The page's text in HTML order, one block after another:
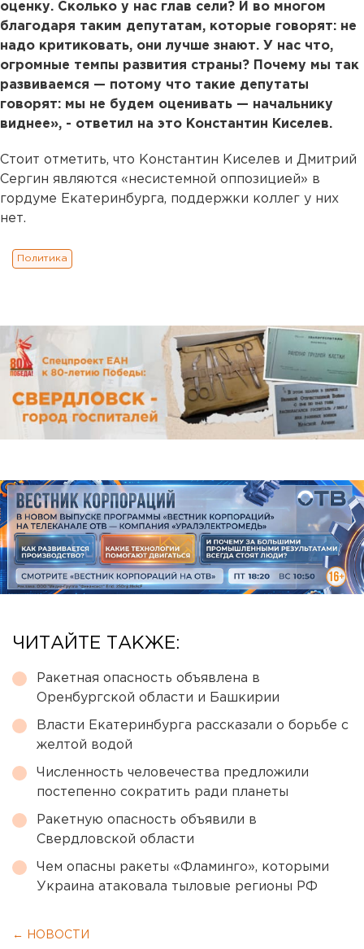
оценку. Сколько у нас глав сели? И во многом
благодаря таким депутатам, которые говорят: не
надо критиковать, они лучше знают. У нас что,
огромные темпы развития страны? Почему мы так
развиваемся — потому что такие депутаты
говорят: мы не будем оценивать — начальнику
виднее», - ответил на это Константин Киселев.
Стоит отметить, что Константин Киселев и Дмитрий
Сергин являются «несистемной оппозицией» в
гордуме Екатеринбурга, поддержки коллег у них
нет.
Политика
ЧИТАЙТЕ ТАКЖЕ:
Ракетная опасность объявлена в
Оренбургской области и Башкирии
Власти Екатеринбурга рассказали о борьбе с
желтой водой
Численность человечества предложили
постепенно сократить ради планеты
Ракетную опасность объявили в
Свердловской области
Чем опасны ракеты «Фламинго», которыми
Украина атаковала тыловые регионы РФ
← НОВОСТИ